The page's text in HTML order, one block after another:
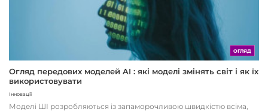
ОГЛЯД
Огляд передових моделей AI : які моделі змінять світ і як їх
використовувати
Інновації
Моделі ШІ розробляються із запаморочливою швидкістю всіма,